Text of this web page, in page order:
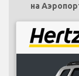
на